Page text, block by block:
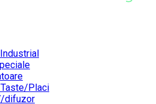
Placi
difuzor